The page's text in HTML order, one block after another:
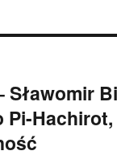
Sławomir
Pi-